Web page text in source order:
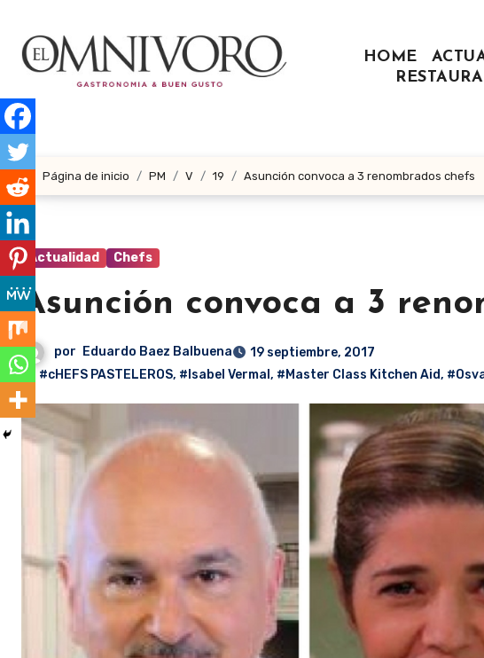
contenido
HOME
Página de inicio PM V 19 Asunción convoca a 3 renombrados chefs
Actualidad Chefs
Asunción convoca a 3
por Eduardo Baez Balbuena
19 septiembre, 2017
#cHEFS PASTELEROS, #Isabel Vermal , #Master Class Kitchen Aid,